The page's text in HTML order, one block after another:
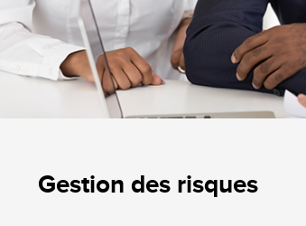
Gestion des risques